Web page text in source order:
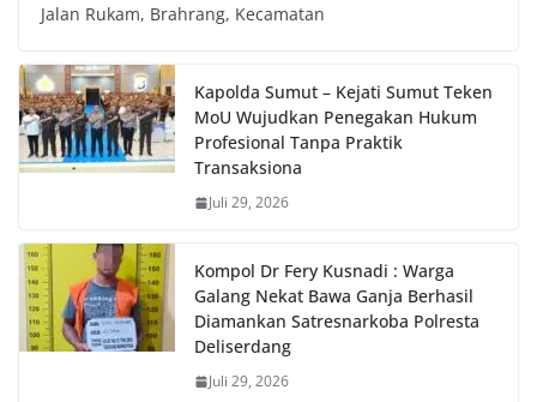
Jalan Rukam, Brahrang, Kecamatan
Kapolda Sumut – Kejati Sumut Teken
MoU Wujudkan Penegakan Hukum
Profesional Tanpa Praktik
Transaksiona
Juli 29, 2026
Kompol Dr Fery Kusnadi : Warga
Galang Nekat Bawa Ganja Berhasil
Diamankan Satresnarkoba Polresta
Deliserdang
Juli 29, 2026